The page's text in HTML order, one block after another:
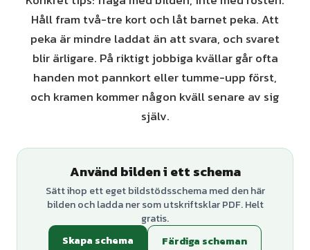
Håll fram två-tre kort och låt barnet peka. Att
peka är mindre laddat än att svara, och svaret
blir ärligare. På riktigt jobbiga kvällar går ofta
handen mot pannkort eller tumme-upp först,
och kramen kommer någon kväll senare av sig
själv.
Använd bilden i ett schema
Sätt ihop ett eget bildstödsschema med den här
bilden och ladda ner som utskriftsklar PDF. Helt
gratis.
Skapa schema
Färdiga scheman